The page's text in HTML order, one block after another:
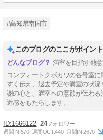
#高知県南国市
このブログのここがポイント
満室を目指す熱
コンフォートクボカワの各号室
すく伝え、退去予定や満室の状
謝の心と、満室への意欲が伝わ
近感をもたらします。
1666122 24
週間IN:570 週間OUT:440 月間IN:2670